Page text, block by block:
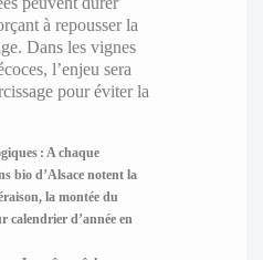
à repousser la
Dans les vignes
l’enjeu sera
pour éviter la
: A chaque
bio d’Alsace notent la
la montée du
calendrier d’année en